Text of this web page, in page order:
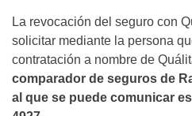
La revocación del seguro con
solicitar mediante la persona
contratación a nombre de
comparador de seguros de
al que se puede comunicar